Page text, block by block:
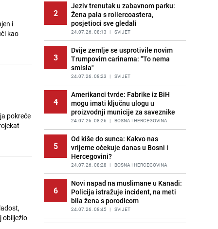
i
kao
pokreće
obilježio
13
Kako izgleda travnjak stadiona
Koševo nakon tri koncerta Dine
Merlina
PRIJE 2 DANA | FOTO
14
Tajna savršenog makedonskog
ajvara: Stari recept za kremast i
bogat okus
PRIJE 1 DAN | RECEPTI
15
Stručnjaci upozoravaju: Izrael ulaže
milione kako bi utjecao na
odgovore ChatGPT-a o Gazi
PRIJE OKO 12H | SVIJET
2
Jeziv trenutak u zabavnom parku:
Žena pala s rollercoastera,
posjetioci sve gledali
24.07.26. 08:13 | SVIJET
3
Dvije zemlje se usprotivile novim
Trumpovim carinama: "To nema
smisla"
24.07.26. 08:23 | SVIJET
4
Amerikanci tvrde: Fabrike iz BiH
mogu imati ključnu ulogu u
proizvodnji municije za saveznike
24.07.26. 08:26 | BOSNA I HERCEGOVINA
5
Od kiše do sunca: Kakvo nas
vrijeme očekuje danas u Bosni i
Hercegovini?
24.07.26. 08:28 | BOSNA I HERCEGOVINA
6
Novi napad na muslimane u Kanadi:
Policija istražuje incident, na meti
bila žena s porodicom
24.07.26. 08:45 | SVIJET